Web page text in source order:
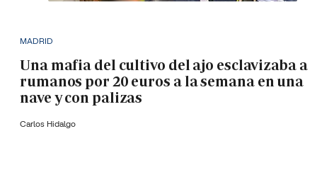
MADRID
Una mafia del cultivo del ajo esclavizaba a
rumanos por 20 euros a la semana en una
nave y con palizas
Carlos Hidalgo